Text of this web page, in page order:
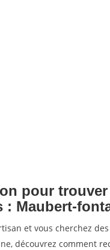
pour trouver
: Maubert-
et vous cherchez
découvrez comment